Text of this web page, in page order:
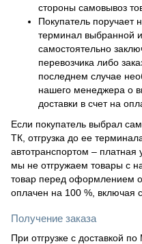
стороны самовывоз
Покупатель поручает
терминал выбранной
самостоятельно
перевозчика либо
последнем случае
нашего менеджера о
доставки в счет на
Если покупатель выбрал
ТК, отгрузка до ее
автотранспортом – платная
мы не отгружаем товары с
товар перед оформлением
оплачен на 100 %, включая
Получение заказа
При отгрузке с доставкой